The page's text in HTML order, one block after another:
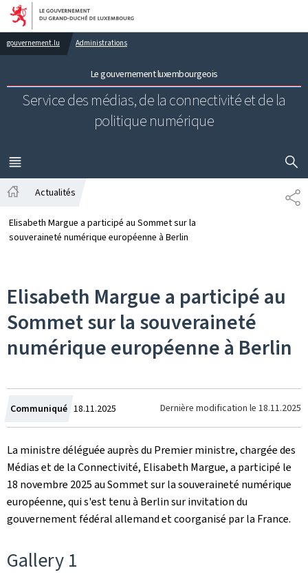
Aller au menu principal
Aller au contenu
gouvernement.lu Administrations
Le gouvernement luxembourgeois
Service des médias, de la connectivité et de la
politique numérique
MENU
PRINCIPAL
Actualités
Elisabeth Margue a participé au Sommet sur la
souveraineté numérique européenne à Berlin
Elisabeth Margue a participé au
Sommet sur la souveraineté
numérique européenne à Berlin
Communiqué Crée
le
18.11.2025 Dernière modification le 18.11.2025
La ministre déléguée auprès du Premier ministre, chargée des
Médias et de la Connectivité, Elisabeth Margue, a participé le
18 novembre 2025 au Sommet sur la souveraineté numérique
européenne, qui s'est tenu à Berlin sur invitation du
gouvernement fédéral allemand et coorganisé par la France.
Gallery 1